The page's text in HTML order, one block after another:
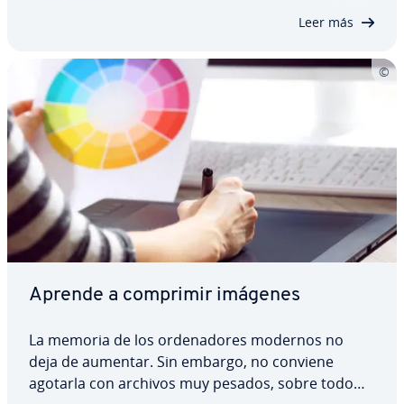
Leer más
Aprende a comprimir imágenes
La memoria de los or­de­na­do­res modernos no
deja de aumentar. Sin embargo, no conviene
agotarla con archivos muy pesados, sobre todo